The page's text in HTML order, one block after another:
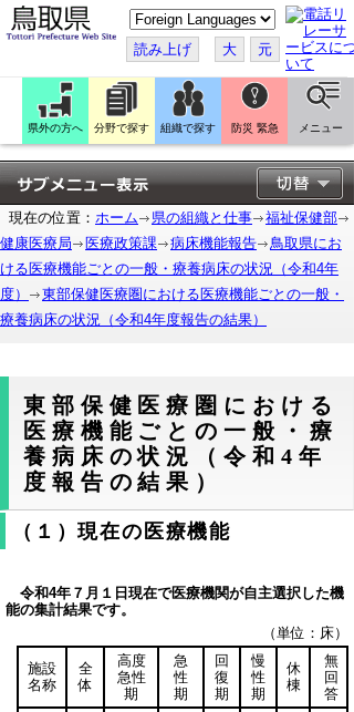
こ
の
ペ
ー
ジ
翻
訳
す
る
読み上げ 大 元
県外の方へ 分野で探す 組織で探す 防災 緊急 メニュー
現在の位置： ホーム 県の組織と仕事
福祉保健部
健康医療局
医療政策課 病床機能報告
鳥取県にお
ける医療機能ごとの一般・療養病床の状況（令和4年
度）
東部保健医療圏における医療機能ごとの一般・
療養病床の状況（令和4年度報告の結果）
東部保健医療圏における
医療機能ごとの一般・療
養病床の状況（令和4年
度報告の結果）
（１）現在の医療機能
令和4年７月１日現在で医療機関が自主選択した機
能の集計結果です。
（単位：床）
施設
名称
全
体
高度
急性
期
急
性
期
回
復
期
慢
性
期
休
棟
無
回
答